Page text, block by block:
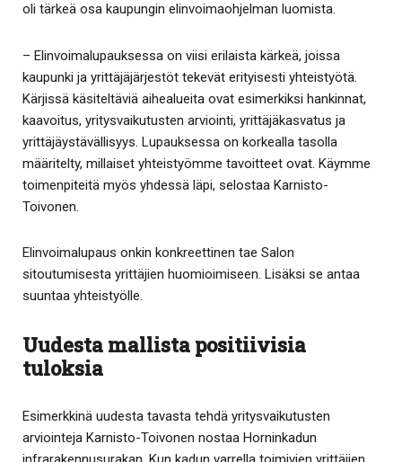
oli tärkeä osa kaupungin elinvoimaohjelman luomista.
– Elinvoimalupauksessa on viisi erilaista kärkeä, joissa
kaupunki ja yrittäjäjärjestöt tekevät erityisesti yhteistyötä.
Kärjissä käsiteltäviä aihealueita ovat esimerkiksi hankinnat,
kaavoitus, yritysvaikutusten arviointi, yrittäjäkasvatus ja
yrittäjäystävällisyys. Lupauksessa on korkealla tasolla
määritelty, millaiset yhteistyömme tavoitteet ovat. Käymme
toimenpiteitä myös yhdessä läpi, selostaa Karnisto-
Toivonen.
Elinvoimalupaus onkin konkreettinen tae Salon
sitoutumisesta yrittäjien huomioimiseen. Lisäksi se antaa
suuntaa yhteistyölle.
Uudesta mallista positiivisia
tuloksia
Esimerkkinä uudesta tavasta tehdä yritysvaikutusten
arviointeja Karnisto-Toivonen nostaa Horninkadun